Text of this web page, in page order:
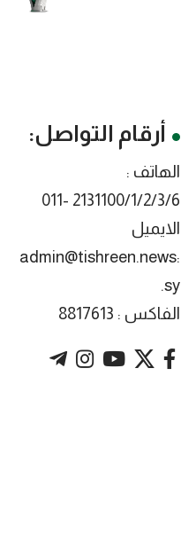
أرقام التواصل:
الهاتف :
2131100/1/2/3/6 -011
الايميل
:admin@tishreen.news
.sy
الفاكس : 8817613